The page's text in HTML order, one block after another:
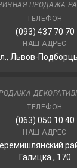
ПРОДАЖА
ТЕЛЕФОН
(093) 437 70 70
НАШ АДРЕС
Львов-
ТЕЛЕФОН
(063) 050 10 40
НАШ АДРЕС
Галицка , 170